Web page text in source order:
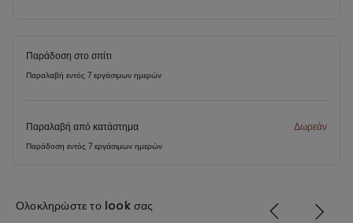
Παράδοση στο σπίτι
Παραλαβή εντός 7 εργάσιμων ημερών
Παραλαβή από κατάστημα Δωρεάν
Παράδοση εντός 7 εργάσιμων ημερών
Ολοκληρώστε το look σας